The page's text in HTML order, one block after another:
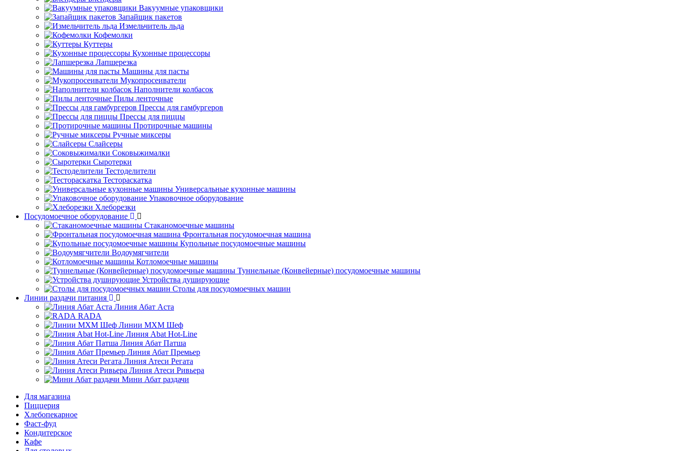
Вакуумные упаковщики
Запайщик пакетов
Измельчитель льда
Кофемолки
Куттеры
Кухонные процессоры
Лапшерезка
Машины для пасты
Мукопросеиватели
Наполнители колбасок
Пилы ленточные
Прессы для гамбургеров
Прессы для пиццы
Протирочные машины
Ручные миксеры
Слайсеры
Соковыжималки
Сыротерки
Тестоделители
Тестораскатка
Универсальные кухонные машины
Упаковочное оборудование
Хлеборезки
Посудомоечное оборудование
Стаканомоечные машины
Фронтальная посудомоечная машина
Купольные посудомоечные машины
Водоумягчители
Котломоечные машины
Туннельные (Конвейерные) посудомоечные машины
Устройства душирующие
Столы для посудомоечных машин
Линии раздачи питания
Линия Абат Аста
RADA
Линии МХМ Шеф
Линия Abat Hot-Line
Линия Абат Патша
Линия Абат Премьер
Линия Атеси Регата
Линия Атеси Ривьера
Мини Абат раздачи
Для магазина
Пиццерия
Хлебопекарное
Фаст-фуд
Кондитерское
Кафе